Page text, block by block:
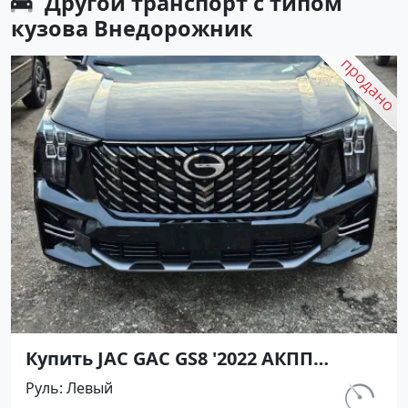
кузова Внедорожник
Купить JAC GAC GS8 '2022 АКПП
(1998/231 л.с.) Бензин инжектор Ейск
цвет Черный Внедорожник по цене
Руль Левый